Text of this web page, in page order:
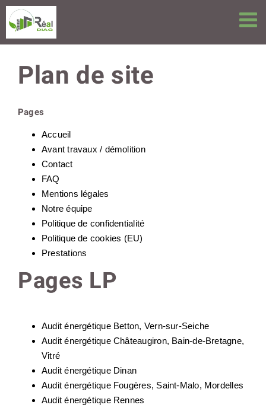
Passer
au
contenu
Plan de site
Pages
Accueil
Avant travaux / démolition
Contact
FAQ
Mentions légales
Notre équipe
Politique de confidentialité
Politique de cookies (EU)
Prestations
Pages LP
Audit énergétique Betton, Vern-sur-Seiche
Audit énergétique Châteaugiron, Bain-de-Bretagne,
Vitré
Audit énergétique Dinan
Audit énergétique Fougères, Saint-Malo, Mordelles
Audit énergétique Rennes